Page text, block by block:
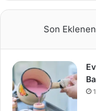
Son Eklenen